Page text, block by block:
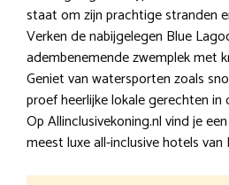
staat om zijn prachtige stranden
Verken de nabijgelegen Blue
adembenemende zwemplek met
Geniet van watersporten zoals
proef heerlijke lokale gerechten in
Op Allinclusivekoning.nl vind je
meest luxe all-inclusive hotels van